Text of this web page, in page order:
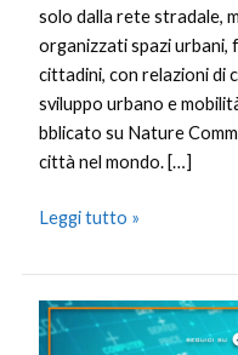
solo dalla rete stradale,
organizzati spazi
cittadini, con relazioni di
sviluppo urbano e
bblicato su Nature
città nel mondo. […]
Leggi tutto »
Tg
Economia